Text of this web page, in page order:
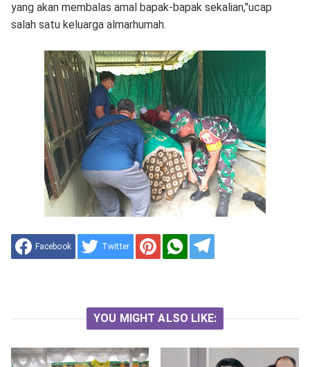
yang akan membalas amal bapak-bapak sekalian,"ucap
salah satu keluarga almarhumah.
Facebook Twitter
YOU MIGHT ALSO LIKE: